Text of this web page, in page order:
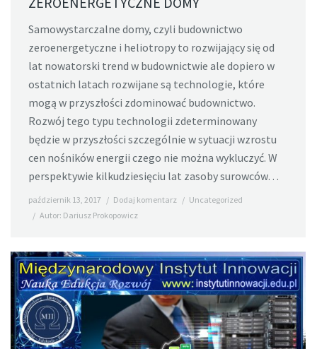
Samowystarczalne domy, czyli budownictwo
zeroenergetyczne i heliotropy to rozwijający się od
lat nowatorski trend w budownictwie ale dopiero w
ostatnich latach rozwijane są technologie, które
mogą w przyszłości zdominować budownictwo.
Rozwój tego typu technologii zdeterminowany
będzie w przyszłości szczególnie w sytuacji wzrostu
cen nośników energii czego nie można wykluczyć. W
perspektywie kilkudziesięciu lat zasoby surowców…
październik 13, 2017 Dodaj komentarz
Uncategorized
Autor: Dariusz Prokopowicz